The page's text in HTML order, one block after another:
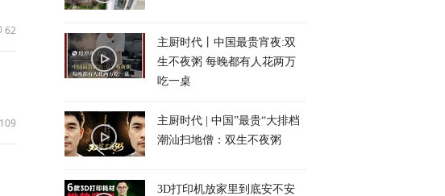
62
109
主厨时代丨中国最贵宵夜:双
生不夜粥 每晚都有人花两万
吃一桌
主厨时代 | 中国”最贵“大排档
潮汕扫地僧：双生不夜粥
3D打印机放家里到底安不安